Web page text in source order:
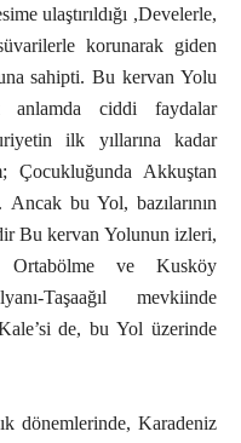
ulaştırıldığı ,Develerle,
korunarak giden
sahipti. Bu kervan Yolu
anlamda ciddi faydalar
ilk yıllarına kadar
Çocukluğunda Akkuştan
bu Yol, bazılarının
Bu kervan Yolunun izleri,
Ortabölme ve Kusköy
Taşaağıl mevkiinde
de, bu Yol üzerinde
dönemlerinde, Karadeniz